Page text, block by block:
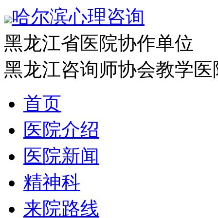
哈尔滨心理咨询
黑龙江省医院协作单位
黑龙江咨询师协会教学医
首页
医院介绍
医院新闻
精神科
来院路线